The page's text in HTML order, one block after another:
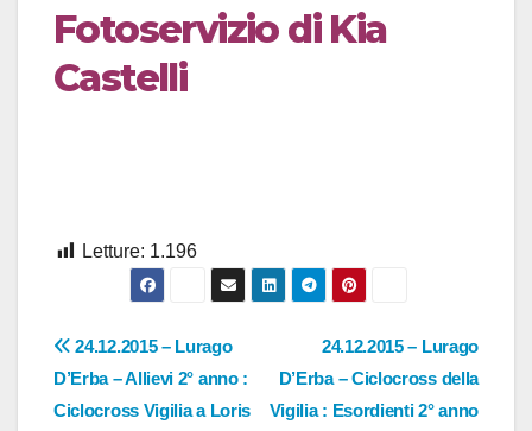
Fotoservizio di Kia
Castelli
Letture: 1.196
Navigazione
articoli
24.12.2015 – Lurago
D’Erba – Ciclocross della
Vigilia : Esordienti 2° anno
24.12.2015 – Lurago
D’Erba – Allievi 2° anno :
Ciclocross Vigilia a Loris